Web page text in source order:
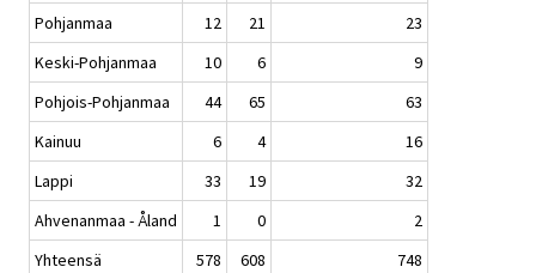
Pohjanmaa
12 21
23
Keski-Pohjanmaa
10 6
9
Pohjois-Pohjanmaa
44 65
63
Kainuu
6 4
16
Lappi
33 19
32
Ahvenanmaa - Åland
1 0
2
Yhteensä
578 608 748